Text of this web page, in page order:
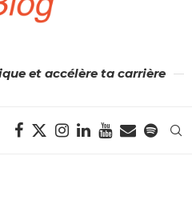
et accélère ta carrière